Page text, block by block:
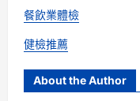
餐飲業體檢
健檢推薦
About the Author